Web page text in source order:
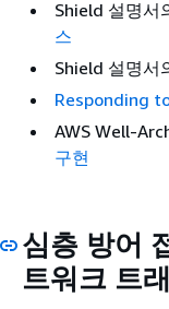
Shield 설명서
스
Shield 설명서
Responding
AWS Well-
구현
심층 방어
트워크 트